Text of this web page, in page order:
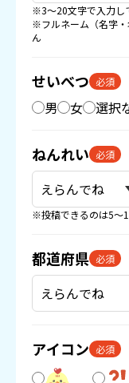
※3〜20文字で入力し
※フルネーム（名字
ん
せいべつ 必須
男 女 選択
ねんれい 必須
※投稿できるのは5〜
都道府県 必須
アイコン 必須